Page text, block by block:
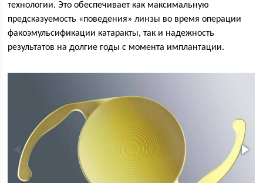
технологии. Это обеспечивает как максимальную
предсказуемость «поведения» линзы во время операции
факоэмульсификации катаракты, так и надежность
результатов на долгие годы с момента имплантации.